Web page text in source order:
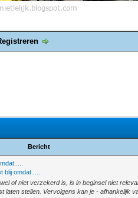
Bericht
blij omdat.....
of niet verzekerd is, is in beginsel niet
laten stellen. Vervolgens kan je - afhankelijk